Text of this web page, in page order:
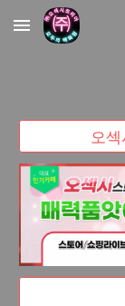
Skip to main
오